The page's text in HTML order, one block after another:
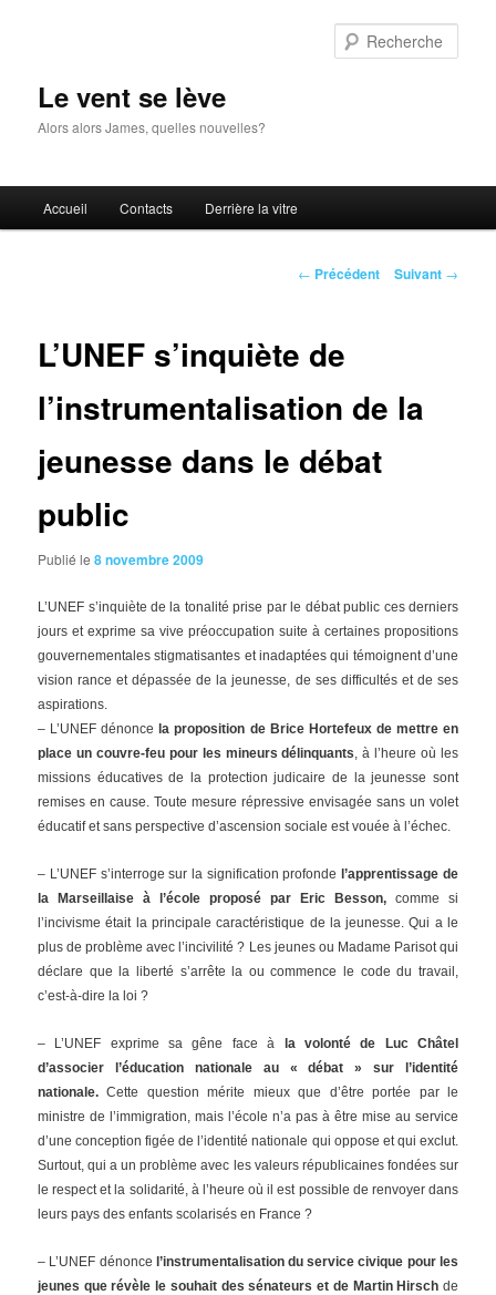
Le vent se lève
Alors alors James, quelles nouvelles?
principal
Accueil Contacts Derrière la vitre
Navigation
← Précédent Suivant →
L’UNEF s’inquiète de
l’instrumentalisation de la
jeunesse dans le débat
public
Publié le8 novembre 2009
L’UNEF s’inquiète de la tonalité prise par le débat public ces derniers
jours et exprime sa vive préoccupation suite à certaines propositions
gouvernementales stigmatisantes et inadaptées qui témoignent d’une
vision rance et dépassée de la jeunesse, de ses difficultés et de ses
aspirations.
– L’UNEF dénoncela proposition de Brice Hortefeux de mettre en
place un couvre-feu pour les mineurs délinquants , à l’heure où les
missions éducatives de la protection judicaire de la jeunesse sont
remises en cause. Toute mesure répressive envisagée sans un volet
éducatif et sans perspective d’ascension sociale est vouée à l’échec.
– L’UNEF s’interroge sur la signification profondel’apprentissage de
la Marseillaise à l’école proposé par Eric Besson,comme si
l’incivisme était la principale caractéristique de la jeunesse. Qui a le
plus de problème avec l’incivilité ? Les jeunes ou Madame Parisot qui
déclare que la liberté s’arrête la ou commence le code du travail,
c’est-à-dire la loi ?
– L’UNEF exprime sa gêne face à la volonté de Luc Châtel
d’associer l’éducation nationale au « débat » sur l’identité
nationale. Cette question mérite mieux que d’être portée par le
ministre de l’immigration, mais l’école n’a pas à être mise au service
d’une conception figée de l’identité nationale qui oppose et qui exclut.
Surtout, qui a un problème avec les valeurs républicaines fondées sur
le respect et la solidarité, à l’heure où il est possible de renvoyer dans
leurs pays des enfants scolarisés en France ?
– L’UNEF dénonce l’instrumentalisation du service civique pour les
jeunes que révèle le souhait des sénateurs et de Martin Hirsch de